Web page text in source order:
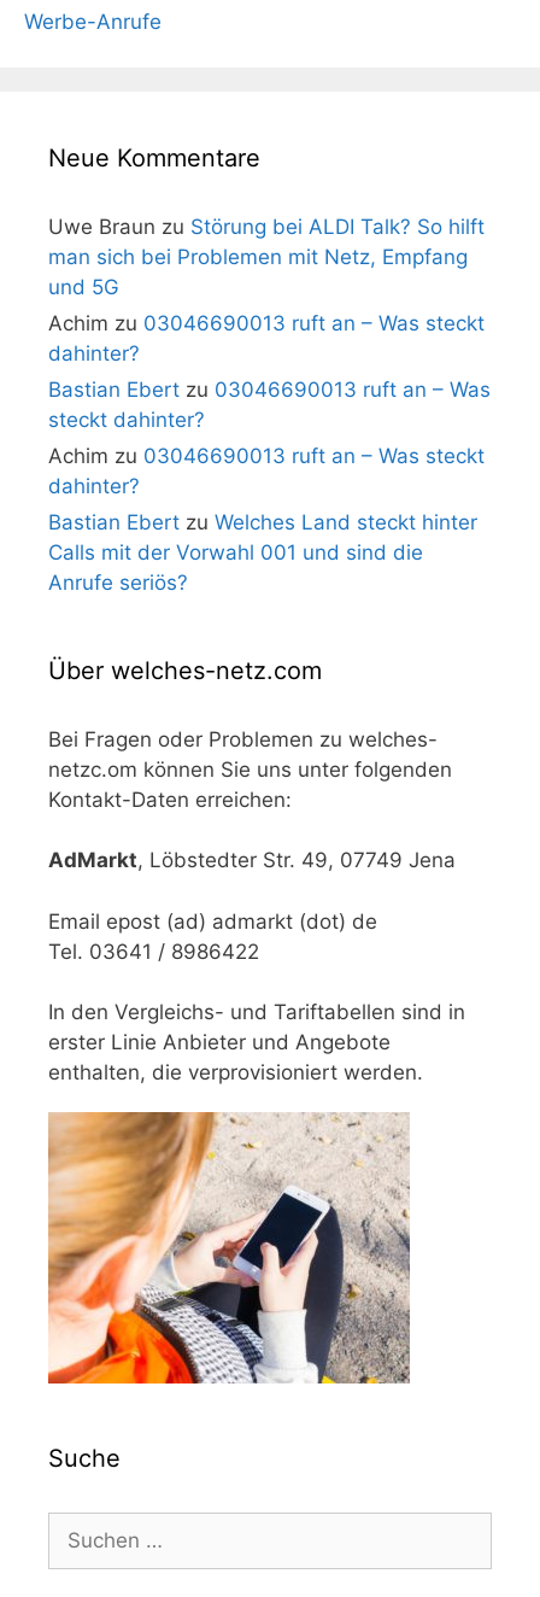
Werbe-Anrufe
Neue Kommentare
Uwe Braun zu Störung bei ALDI Talk? So hilft
man sich bei Problemen mit Netz, Empfang
und 5G
Achim zu 03046690013 ruft an – Was steckt
dahinter?
Bastian Ebert zu 03046690013 ruft an – Was
steckt dahinter?
Achim zu 03046690013 ruft an – Was steckt
dahinter?
Bastian Ebert zu Welches Land steckt hinter
Calls mit der Vorwahl 001 und sind die
Anrufe seriös?
Über welches-netz.com
Bei Fragen oder Problemen zu welches-
netzc.om können Sie uns unter folgenden
Kontakt-Daten erreichen:
AdMarkt, Löbstedter Str. 49, 07749 Jena
Email epost (ad) admarkt (dot) de
Tel. 03641 / 8986422
In den Vergleichs- und Tariftabellen sind in
erster Linie Anbieter und Angebote
enthalten, die verprovisioniert werden.
Suche
Suchen
nach: